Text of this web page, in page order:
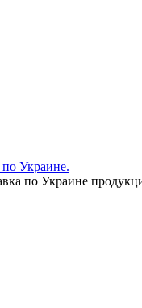
Украине.
по Украине